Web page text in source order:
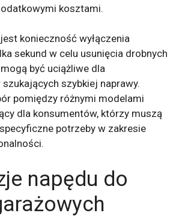
kosztami.
konieczność wyłączenia
sekund w celu usunięcia drobnych
być uciążliwe dla
szybkiej naprawy.
pomiędzy różnymi modelami
dla konsumentów, którzy muszą
potrzeby w zakresie
napędu do